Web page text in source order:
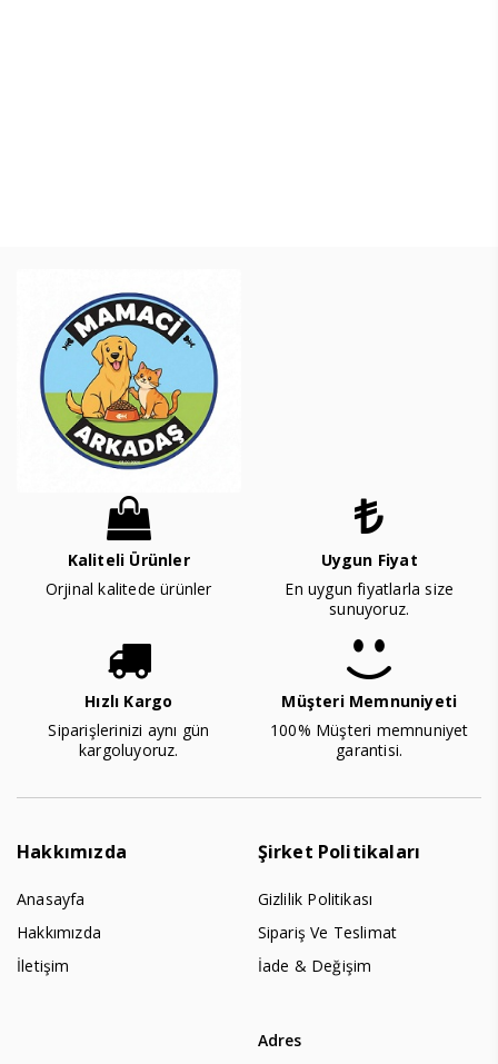
Kaliteli Ürünler
Orjinal kalitede ürünler
Uygun Fiyat
En uygun fiyatlarla size
sunuyoruz.
Hızlı Kargo
Siparişlerinizi aynı gün
kargoluyoruz.
Müşteri Memnuniyeti
100% Müşteri memnuniyet
garantisi.
Hakkımızda
Anasayfa
Hakkımızda
İletişim
Şirket Politikaları
Gizlilik Politikası
Sipariş Ve Teslimat
İade & Değişim
Adres